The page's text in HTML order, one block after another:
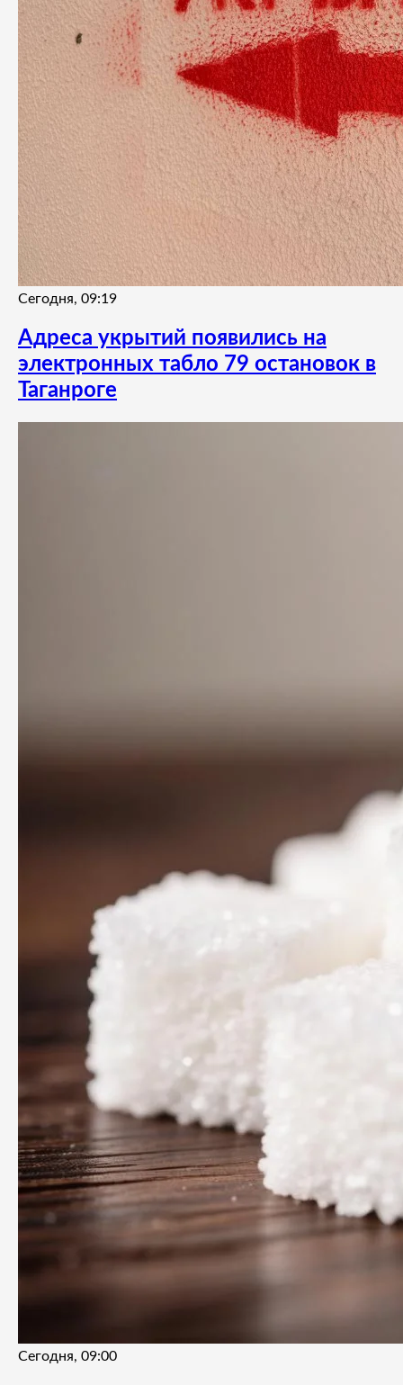
Сегодня, 09:19
Адреса укрытий появились на
электронных табло 79 остановок в
Таганроге
Сегодня, 09:00